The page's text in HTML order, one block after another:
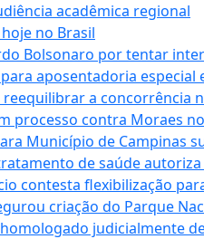
acadêmica regional
no Brasil
Bolsonaro por tentar
aposentadoria especial
a concorrência
processo contra Moraes
Município de Campinas
de saúde
contesta flexibilização
criação do Parque
judicialmente